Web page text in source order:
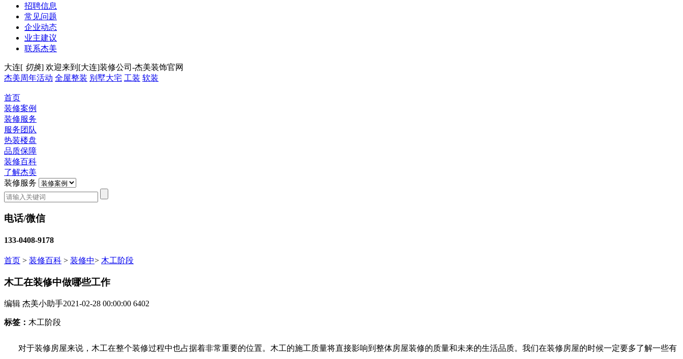
招聘信息
常见问题
企业动态
业主建议
联系杰美
大连[ 切换] 欢迎来到[大连]装修公司-杰美装饰官网
杰美周年活动 全屋整装 别墅大宅 工装 软装
首页
装修案例
装修服务
服务团队
热装楼盘
品质保障
装修百科
了解杰美
装修服务
电话/微信
133-0408-9178
首页 > 装修百科 > 装修中> 木工阶段
木工在装修中做哪些工作
编辑 杰美小助手2021-02-28 00:00:00 6402
标签： 木工阶段
对于装修房屋来说，木工在整个装修过程中也占据着非常重要的位置。木工的施工质量将直接影响到整体房屋装修的质量和未来的生活品质。我们在装修房屋的时候一定要多了解一些有